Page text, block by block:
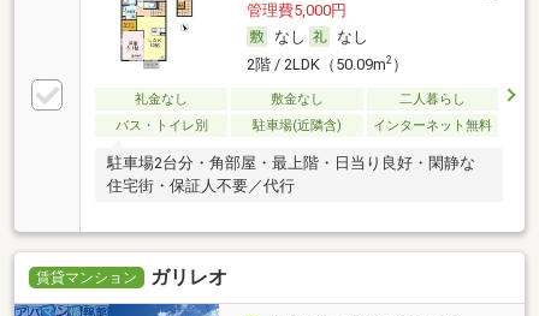
管理費5,000円
なし
なし
2階 / 2LDK（50.09m2）
礼金なし 敷金なし
二人暮らし
バス・トイレ別
駐車場(近隣含) インターネット無料
駐車場2台分・角部屋・最上階・日当り良好・閑静な
住宅街・保証人不要／代行
賃貸マンション ガリレオ